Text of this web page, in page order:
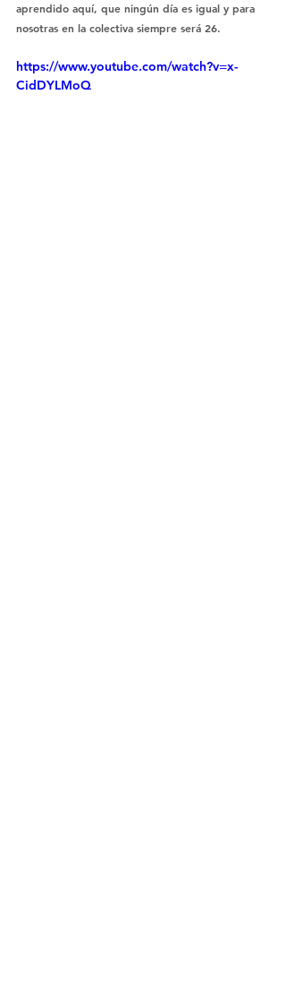
aprendido aquí, que ningún día es igual y para
nosotras en la colectiva siempre será 26.
https://www.youtube.com/watch?v=x-
CidDYLMoQ